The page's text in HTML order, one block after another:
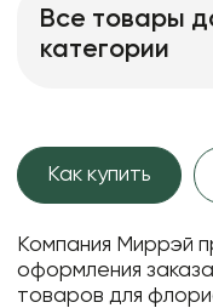
Все товары
категории
Как купить
Компания Миррэй
оформления
товаров для